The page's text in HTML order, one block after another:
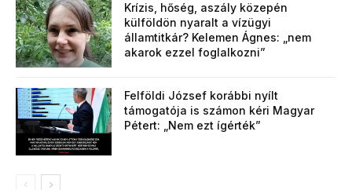
Krízis, hőség, aszály közepén
külföldön nyaralt a vízügyi
államtitkár? Kelemen Ágnes: „nem
akarok ezzel foglalkozni”
Felföldi József korábbi nyílt
támogatója is számon kéri Magyar
Pétert: „Nem ezt ígérték”